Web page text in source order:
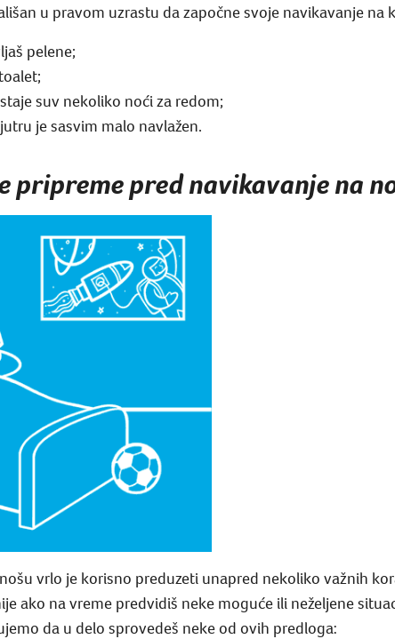
u pravom uzrastu da započne svoje navikavanje na
pelene;
suv nekoliko noći za redom;
je sasvim malo navlažen.
pripreme pred navikavanje na
vrlo je korisno preduzeti unapred nekoliko važnih
ako na vreme predvidiš neke moguće ili neželjene
da u delo sprovedeš neke od ovih predloga: